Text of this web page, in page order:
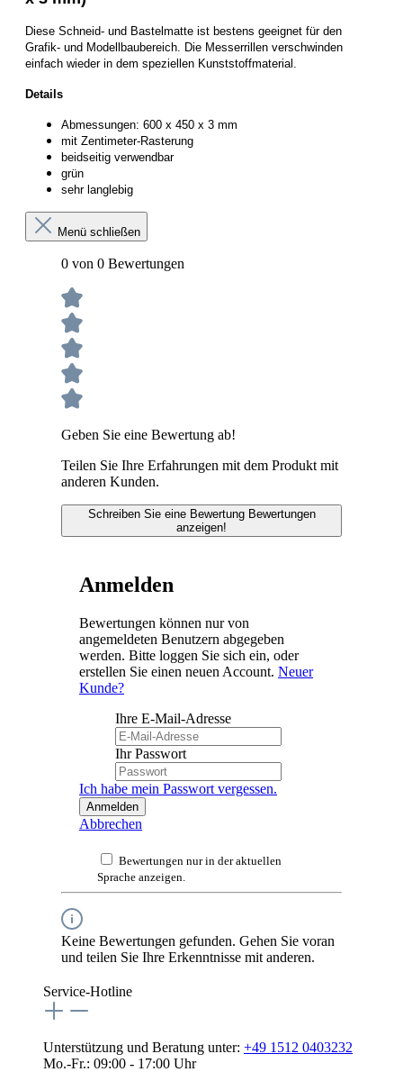
Diese Schneid- und Bastelmatte ist bestens geeignet für den
Grafik- und Modellbaubereich. Die Messerrillen verschwinden
einfach wieder in dem speziellen Kunststoffmaterial.
Details
Abmessungen: 600 x 450 x 3 mm
mit Zentimeter-Rasterung
beidseitig verwendbar
grün
sehr langlebig
Menü schließen
0 von 0 Bewertungen
Geben Sie eine Bewertung ab!
Teilen Sie Ihre Erfahrungen mit dem Produkt mit
anderen Kunden.
Schreiben Sie eine Bewertung Bewertungen
anzeigen!
Anmelden
Bewertungen können nur von
angemeldeten Benutzern abgegeben
werden. Bitte loggen Sie sich ein, oder
erstellen Sie einen neuen Account. Neuer
Kunde?
Ihre E-Mail-Adresse
Ihr Passwort
Ich habe mein Passwort vergessen.
Anmelden
Abbrechen
Bewertungen nur in der aktuellen
Sprache anzeigen.
Keine Bewertungen gefunden. Gehen Sie voran
und teilen Sie Ihre Erkenntnisse mit anderen.
Service-Hotline
Unterstützung und Beratung unter: +49 1512 0403232
Mo.-Fr.: 09:00 - 17:00 Uhr